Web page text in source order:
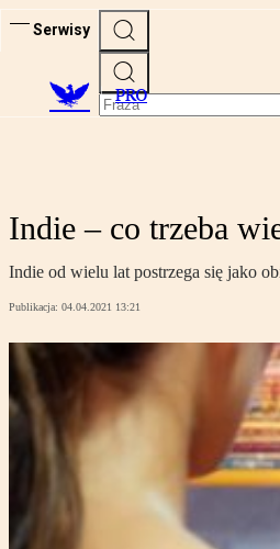
Serwisy
PRO
Indie – co trzeba
Indie od wielu lat postrzega się jako
Publikacja: 04.04.2021 13:21